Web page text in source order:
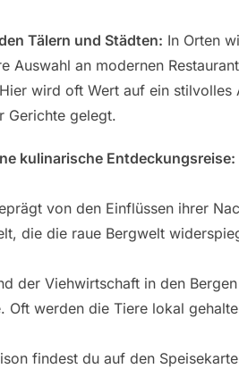
Tälern und Städten: In Orten
Auswahl an modernen
wird oft Wert auf ein stilvolles
Gerichte gelegt.
kulinarische Entdeckungsreise:
von den Einflüssen ihrer
die die raue Bergwelt
der Viehwirtschaft in den
Oft werden die Tiere lokal
findest du auf den